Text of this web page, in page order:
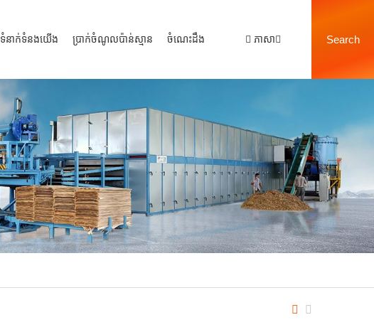
ទំនាក់ទំនងយើង ប្រាក់ចំណូលប៉ាន់ស្មាន ចំណេះដឹង ភាសា Search